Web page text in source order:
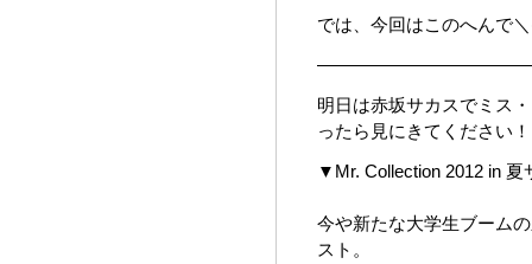
では、今回はこのへんで
明日は赤坂サカスでミス
ったら見にきてください！
▼Mr. Collection 2012 in 夏
今や新たな大学生ブーム
スト。